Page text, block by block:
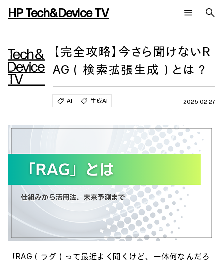
HP Tech&Device TV
全てのコンテンツ
チャンネル
AIの進化と活用事例
製品トレンド & レビュー
教育とテクノロジー
自治体・公共
ワークステーション
プリンター
事例
イベントレポート
AIワークステーション
WXP（DEXツール）
タグ一覧
イベント・セミナー情報
コラム一覧
HP Tech&Device TV 内のコンテンツを検索します。
【完全攻略】今さら聞けないR
AG（検索拡張生成）とは？
AI 生成AI 2025-02-27
「RAG（ラグ）って最近よく聞くけど、一体何なんだろ